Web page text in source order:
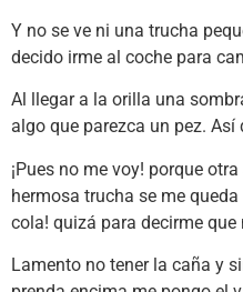
Y no se ve ni una trucha
decido irme al coche para
Al llegar a la orilla una
algo que parezca un pez.
¡Pues no me voy! porque
hermosa trucha se me
cola! quizá para decirme
Lamento no tener la caña y